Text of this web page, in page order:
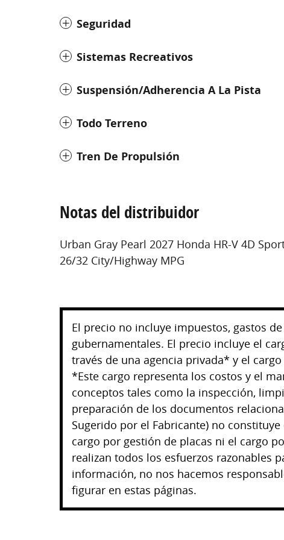
Seguridad
Sistemas Recreativos
Suspensión/adherencia A La Pista
Todo Terreno
Tren De Propulsión
Notas del distribuidor
Urban Gray Pearl 2027 Honda HR-V 4D
26/32 City/Highway MPG
El precio no incluye impuestos, gastos
gubernamentales. El precio incluye el
través de una agencia privada* y el
*Este cargo representa los costos y el
conceptos tales como la inspección,
preparación de los documentos
Sugerido por el Fabricante) no
cargo por gestión de placas ni el cargo
realizan todos los esfuerzos razonables
información, no nos hacemos
figurar en estas páginas.